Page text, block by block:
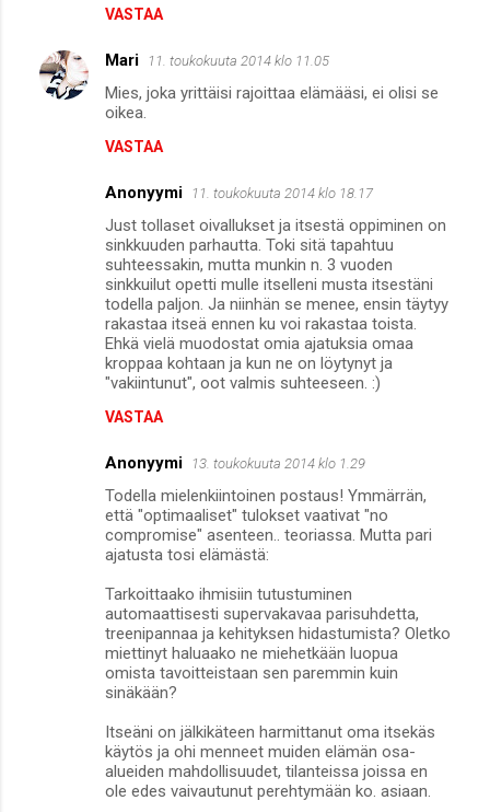
VASTAA
Mari 11. toukokuuta 2014 klo 11.05
Mies, joka yrittäisi rajoittaa elämääsi, ei olisi se
oikea.
VASTAA
Anonyymi 11. toukokuuta 2014 klo 18.17
Just tollaset oivallukset ja itsestä oppiminen on
sinkkuuden parhautta. Toki sitä tapahtuu
suhteessakin, mutta munkin n. 3 vuoden
sinkkuilut opetti mulle itselleni musta itsestäni
todella paljon. Ja niinhän se menee, ensin täytyy
rakastaa itseä ennen ku voi rakastaa toista.
Ehkä vielä muodostat omia ajatuksia omaa
kroppaa kohtaan ja kun ne on löytynyt ja
"vakiintunut", oot valmis suhteeseen. :)
VASTAA
Anonyymi 13. toukokuuta 2014 klo 1.29
Todella mielenkiintoinen postaus! Ymmärrän,
että "optimaaliset" tulokset vaativat "no
compromise" asenteen.. teoriassa. Mutta pari
ajatusta tosi elämästä:
Tarkoittaako ihmisiin tutustuminen
automaattisesti supervakavaa parisuhdetta,
treenipannaa ja kehityksen hidastumista? Oletko
miettinyt haluaako ne miehetkään luopua
omista tavoitteistaan sen paremmin kuin
sinäkään?
Itseäni on jälkikäteen harmittanut oma itsekäs
käytös ja ohi menneet muiden elämän osa-
alueiden mahdollisuudet, tilanteissa joissa en
ole edes vaivautunut perehtymään ko. asiaan.